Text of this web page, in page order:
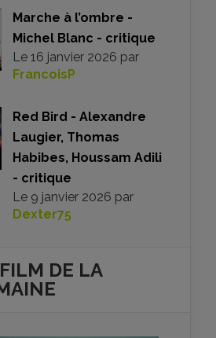
Marche à l’ombre -
Michel Blanc - critique
Le 16 janvier 2026 par
FrancoisP
Red Bird - Alexandre
Laugier, Thomas
Habibes, Houssam Adili
- critique
Le 9 janvier 2026 par
Dexter75
DE LA